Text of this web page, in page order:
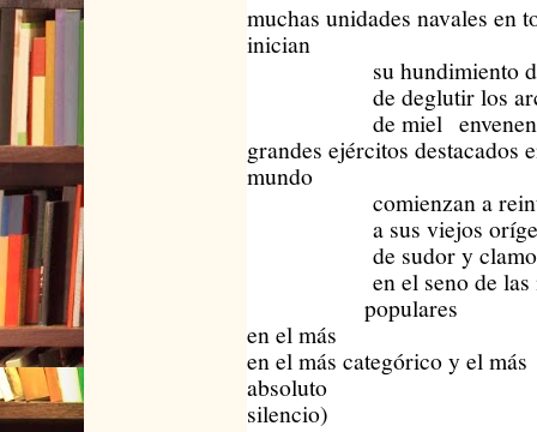
muchas unidades navales en
inician
su hundimiento
de deglutir los
de miel
grandes ejércitos destacados
mundo
comienzan a
a sus viejos
de sudor y
en el seno de las
populares
en el más
en el más categórico y el más
absoluto
silencio)